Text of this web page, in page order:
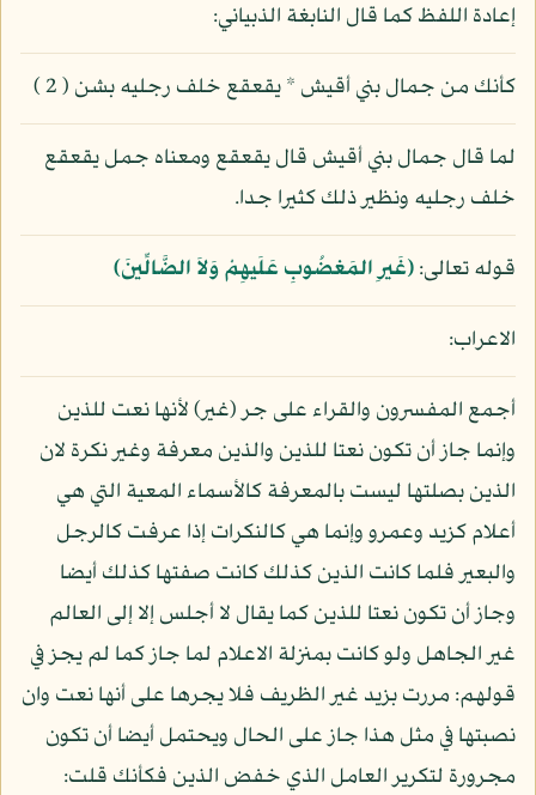
إعادة اللفظ كما قال النابغة الذبياني:
كأنك من جمال بني أقيش * يقعقع خلف رجليه بشن ( 2 )
لما قال جمال بني أقيش قال يقعقع ومعناه جمل يقعقع
خلف رجليه ونظير ذلك كثيرا جدا.
قوله تعالى:﴿غَيرِ المَغضُوبِ عَلَيهِمْ وَلاَ الضَّالِّينَ﴾
الاعراب:
أجمع المفسرون والقراء على جر (غير) لأنها نعت للذين
وإنما جاز أن تكون نعتا للذين والذين معرفة وغير نكرة لان
الذين بصلتها ليست بالمعرفة كالأسماء المعية التي هي
أعلام كزيد وعمرو وإنما هي كالنكرات إذا عرفت كالرجل
والبعير فلما كانت الذين كذلك كانت صفتها كذلك أيضا
وجاز أن تكون نعتا للذين كما يقال لا أجلس إلا إلى العالم
غير الجاهل ولو كانت بمنزلة الاعلام لما جاز كما لم يجز في
قولهم: مررت بزيد غير الظريف فلا يجرها على أنها نعت وان
نصبتها في مثل هذا جاز على الحال ويحتمل أيضا أن تكون
مجرورة لتكرير العامل الذي خفض الذين فكأنك قلت: